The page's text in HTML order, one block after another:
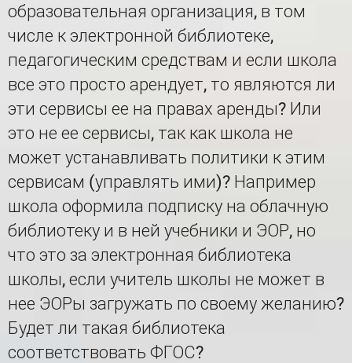
образовательная организация, в том
числе к электронной библиотеке,
педагогическим средствам и если школа
все это просто арендует, то являются ли
эти сервисы ее на правах аренды? Или
это не ее сервисы, так как школа не
может устанавливать политики к этим
сервисам (управлять ими)? Например
школа оформила подписку на облачную
библиотеку и в ней учебники и ЭОР, но
что это за электронная библиотека
школы, если учитель школы не может в
нее ЭОРы загружать по своему желанию?
Будет ли такая библиотека
соответствовать ФГОС?